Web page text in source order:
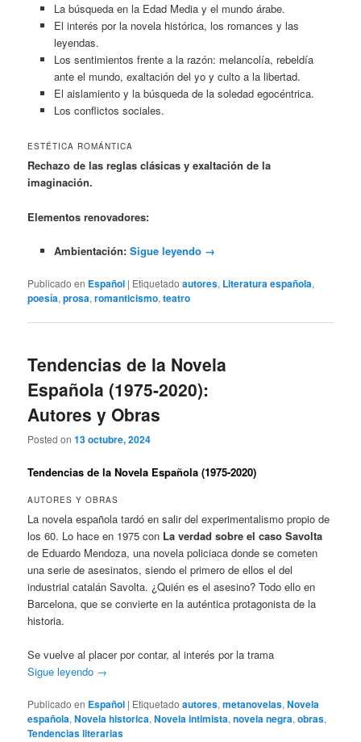
La búsqueda en la Edad Media y el mundo árabe.
El interés por la novela histórica, los romances y las
leyendas.
Los sentimientos frente a la razón: melancolía, rebeldía
ante el mundo, exaltación del yo y culto a la libertad.
El aislamiento y la búsqueda de la soledad egocéntrica.
Los conflictos sociales.
ESTÉTICA ROMÁNTICA
Rechazo de las reglas clásicas y exaltación de la
imaginación.
Elementos renovadores:
Ambientación: Sigue leyendo →
Publicado en Español | Etiquetado autores, Literatura española,
poesía,prosa,romanticismo,teatro
Tendencias de la Novela
Española (1975-2020):
Autores y Obras
Posted on13 octubre, 2024
Tendencias de la Novela Española (1975-2020)
AUTORES Y OBRAS
La novela española tardó en salir del experimentalismo propio de
los 60. Lo hace en 1975 con La verdad sobre el caso Savolta
de Eduardo Mendoza, una novela policiaca donde se cometen
una serie de asesinatos, siendo el primero de ellos el del
industrial catalán Savolta. ¿Quién es el asesino? Todo ello en
Barcelona, que se convierte en la auténtica protagonista de la
historia.
Se vuelve al placer por contar, al interés por la trama
Sigue leyendo →
Publicado en Español | Etiquetado autores,metanovelas,Novela
española,Novela historica,Novela intimista,novela negra,obras,
Tendencias literarias